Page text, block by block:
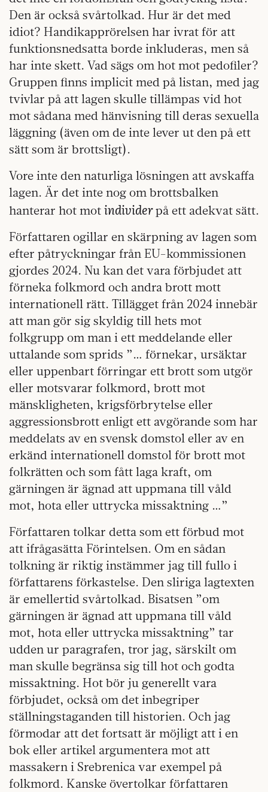
Den är också svårtolkad. Hur är det med
idiot? Handikapprörelsen har ivrat för att
funktionsnedsatta borde inkluderas, men så
har inte skett. Vad sägs om hot mot pedofiler?
Gruppen finns implicit med på listan, med jag
tvivlar på att lagen skulle tillämpas vid hot
mot sådana med hänvisning till deras sexuella
läggning (även om de inte lever ut den på ett
sätt som är brottsligt).
Vore inte den naturliga lösningen att avskaffa
lagen. Är det inte nog om brottsbalken
hanterar hot mot individerpå ett adekvat sätt.
Författaren ogillar en skärpning av lagen som
efter påtryckningar från EU-kommissionen
gjordes 2024. Nu kan det vara förbjudet att
förneka folkmord och andra brott mott
internationell rätt. Tillägget från 2024 innebär
att man gör sig skyldig till hets mot
folkgrupp om man i ett meddelande eller
uttalande som sprids ”… förnekar, ursäktar
eller uppenbart förringar ett brott som utgör
eller motsvarar folkmord, brott mot
mänskligheten, krigsförbrytelse eller
aggressionsbrott enligt ett avgörande som har
meddelats av en svensk domstol eller av en
erkänd internationell domstol för brott mot
folkrätten och som fått laga kraft, om
gärningen är ägnad att uppmana till våld
mot, hota eller uttrycka missaktning …”
Författaren tolkar detta som ett förbud mot
att ifrågasätta Förintelsen. Om en sådan
tolkning är riktig instämmer jag till fullo i
författarens förkastelse. Den sliriga lagtexten
är emellertid svårtolkad. Bisatsen ”om
gärningen är ägnad att uppmana till våld
mot, hota eller uttrycka missaktning” tar
udden ur paragrafen, tror jag, särskilt om
man skulle begränsa sig till hot och godta
missaktning. Hot bör ju generellt vara
förbjudet, också om det inbegriper
ställningstaganden till historien. Och jag
förmodar att det fortsatt är möjligt att i en
bok eller artikel argumentera mot att
massakern i Srebrenica var exempel på
folkmord. Kanske övertolkar författaren